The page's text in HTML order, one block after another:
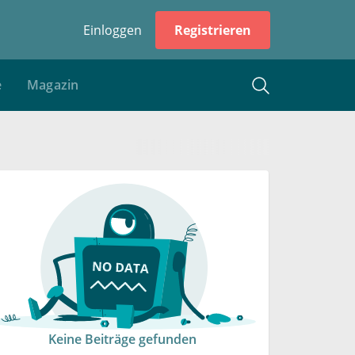
Einloggen Registrieren
Magazin
Keine Beiträge gefunden